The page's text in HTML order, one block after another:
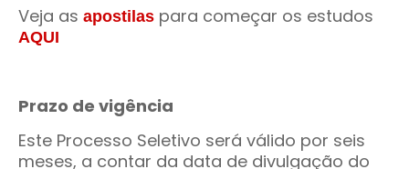
Veja as apostilas para começar os estudos
AQUI
Prazo de vigência
Este Processo Seletivo será válido por seis
meses, a contar da data de divulgação do